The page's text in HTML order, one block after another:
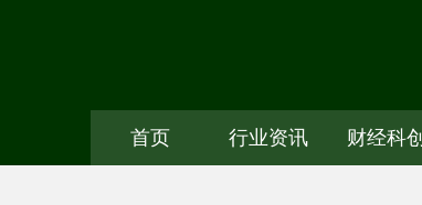
首页 行业资讯 财经科创